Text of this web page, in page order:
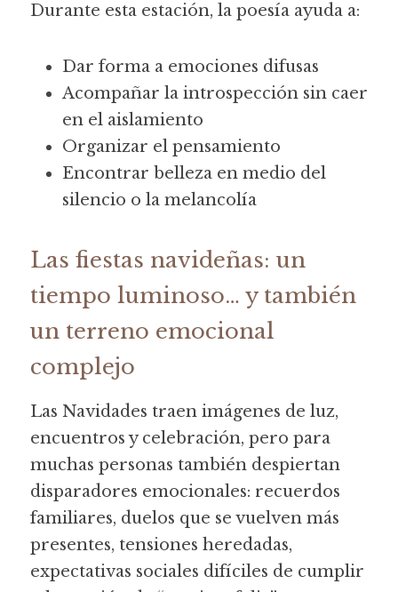
Durante esta estación, la poesía ayuda a:
Dar forma a emociones difusas
Acompañar la introspección sin caer
en el aislamiento
Organizar el pensamiento
Encontrar belleza en medio del
silencio o la melancolía
Las fiestas navideñas: un
tiempo luminoso… y también
un terreno emocional
complejo
Las Navidades traen imágenes de luz,
encuentros y celebración, pero para
muchas personas también despiertan
disparadores emocionales: recuerdos
familiares, duelos que se vuelven más
presentes, tensiones heredadas,
expectativas sociales difíciles de cumplir